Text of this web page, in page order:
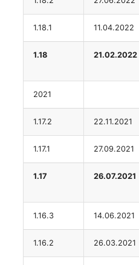
changelog-aeltere-
1.18.1 11.04.2022
1.18 21.02.2022
2021
1.17.2 22.11.2021
1.17.1 27.09.2021
1.17 26.07.2021
1.16.3 14.06.2021
1.16.2 26.03.2021